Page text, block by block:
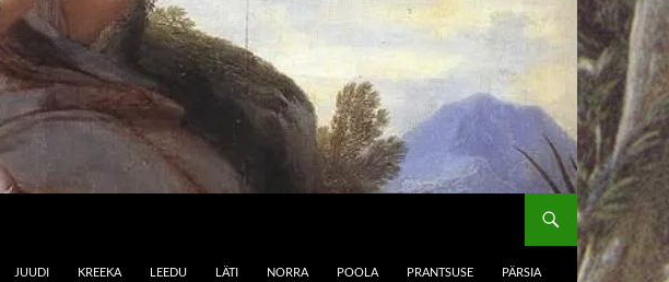
JUUDI KREEKA LEEDU LÄTI NORRA POOLA PRANTSUSE PÄRSIA